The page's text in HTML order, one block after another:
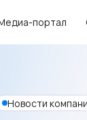
портал
Новости